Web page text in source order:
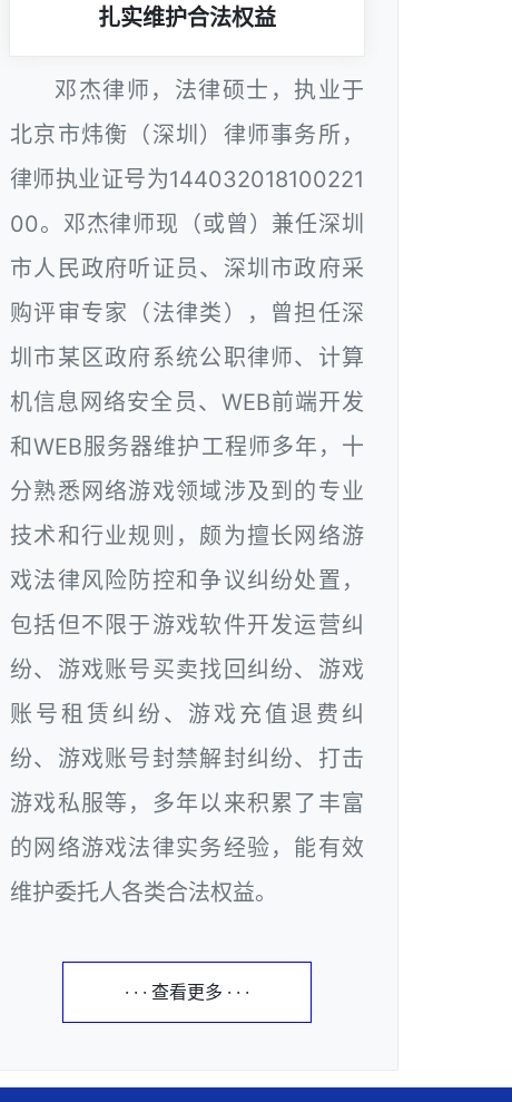
扎实维护合法权益
邓杰律师，法律硕士，执业于
北京市炜衡（深圳）律师事务所，
律师执业证号为144032018100221
00。邓杰律师现（或曾）兼任深圳
市人民政府听证员、深圳市政府采
购评审专家（法律类），曾担任深
圳市某区政府系统公职律师、计算
机信息网络安全员、WEB前端开发
和WEB服务器维护工程师多年，十
分熟悉网络游戏领域涉及到的专业
技术和行业规则，颇为擅长网络游
戏法律风险防控和争议纠纷处置，
包括但不限于游戏软件开发运营纠
纷、游戏账号买卖找回纠纷、游戏
账号租赁纠纷、游戏充值退费纠
纷、游戏账号封禁解封纠纷、打击
游戏私服等，多年以来积累了丰富
的网络游戏法律实务经验，能有效
维护委托人各类合法权益。
· · · 查看更多 · · ·